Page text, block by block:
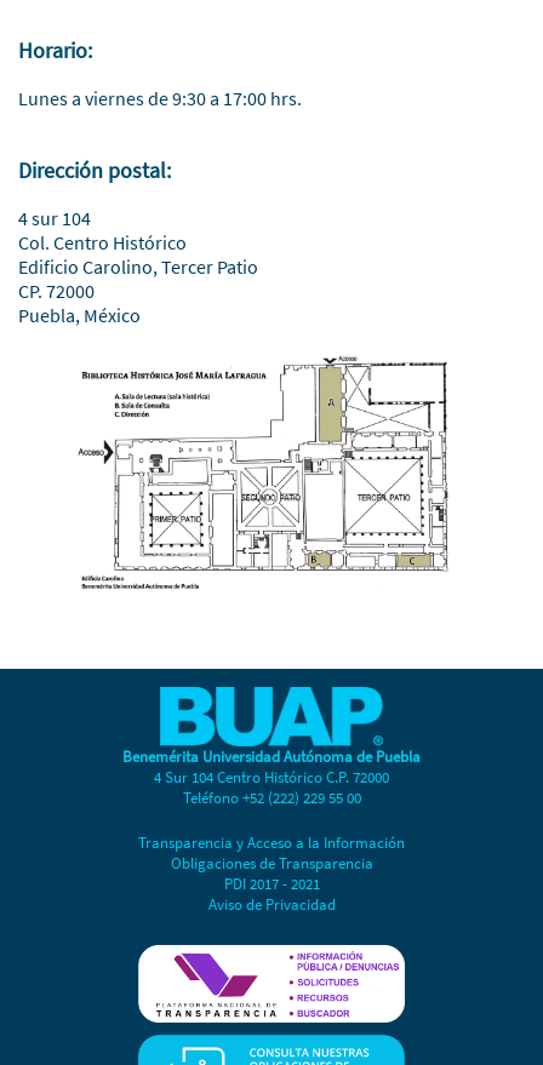
Horario:
Lunes a viernes de 9:30 a 17:00 hrs.
Dirección postal:
4 sur 104
Col. Centro Histórico
Edificio Carolino, Tercer Patio
CP. 72000
Puebla, México
Benemérita Universidad Autónoma de Puebla
4 Sur 104 Centro Histórico C.P. 72000
Teléfono +52 (222) 229 55 00
Transparencia y Acceso a la Información
Obligaciones de Transparencia
PDI 2017 - 2021
Aviso de Privacidad